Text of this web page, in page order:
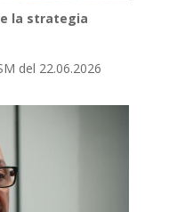
la strategia
del 22.06.2026